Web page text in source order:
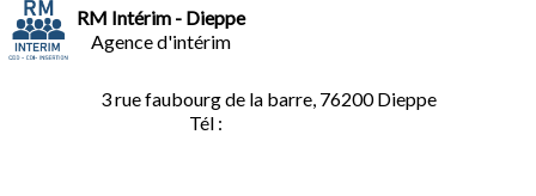
RM Intérim - Dieppe
Agence d'intérim
3 rue faubourg de la barre, 76200 Dieppe
Tél :